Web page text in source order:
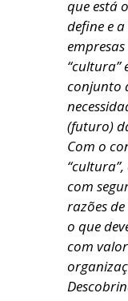
que está
define e
“cultura”
conjunto
(futuro)
Com o
com
razões
o que
com